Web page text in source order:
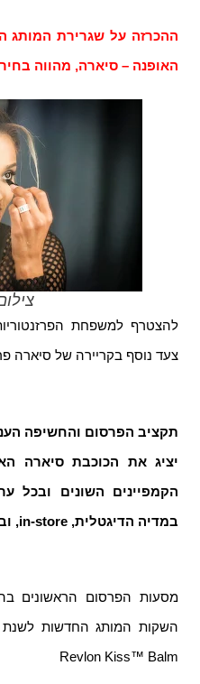
ההכרזה על שגרירת המותג
האופנה – סיארה, מהווה
להצטרף למשפחת
צעד נוסף בקריירה של סיארה
תקציב הפרסום והחשיפה
יציג את הכוכבתסיארה
הקמפיינים השונים ובכל
במדיה הדיגטלית, in-store
,
מסעות הפרסום הראשונים
השקות המותג החדשות לשנת 2017
Revlon Kiss™ Balm